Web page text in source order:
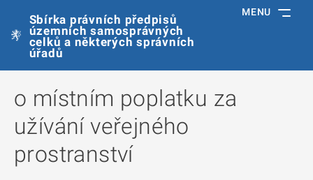
Sbírka právních předpisů
územních samosprávných
celků a některých správních
úřadů
MENU
o místním poplatku za
užívání veřejného
prostranství